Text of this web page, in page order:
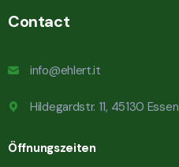
Contact
info@ehlert.it
Hildegardstr. 11, 45130 Essen
Öffnungszeiten